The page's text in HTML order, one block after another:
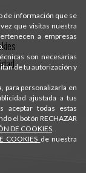
de información que se
que visitas nuestra
a empresas
son necesarias
de tu autorización y
para personalizarla en
ajustada a tus
aceptar todas estas
el botón RECHAZAR
DE COOKIES.
COOKIES de nuestra